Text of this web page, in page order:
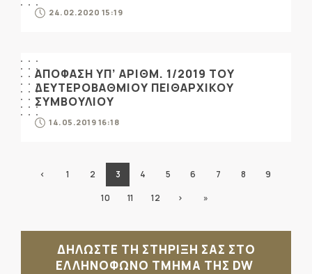
24.02.2020 15:19
ΑΠΟΦΑΣΗ ΥΠ’ ΑΡΙΘΜ. 1/2019 ΤΟΥ
ΔΕΥΤΕΡΟΒΑΘΜΙΟΥ ΠΕΙΘΑΡΧΙΚΟΥ
ΣΥΜΒΟΥΛΙΟΥ
14.05.2019 16:18
‹ 1 2 3 4 5 6 7 8
9
10
11 12 › »
ΔΗΛΩΣΤΕ ΤΗ ΣΤΗΡΙΞΗ ΣΑΣ ΣΤΟ
ΕΛΛΗΝΟΦΩΝΟ ΤΜΗΜΑ ΤΗΣ DW